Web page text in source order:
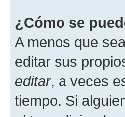
¿Cómo se
A menos que
editar sus
editar, a veces
tiempo. Si